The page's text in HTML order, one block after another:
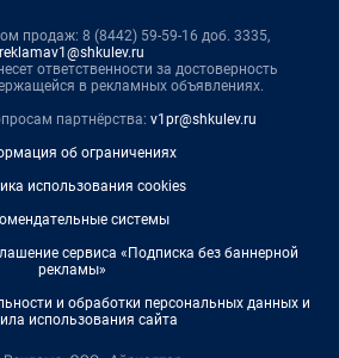
продаж: 8 (8442) 59-59-16 доб. 3335,
reklamav1@shkulev.ru
ответственности за достоверность
в рекламных объявлениях.
партнёрства: v1pr@shkulev.ru
об ограничениях
использования cookies
системы
сервиса «Подписка без баннерной
рекламы»
и обработки персональных данных и
использования сайта